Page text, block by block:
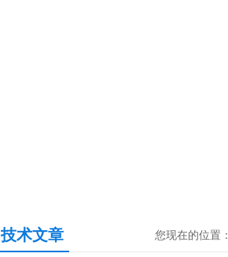
技术文章 您现在的位置：